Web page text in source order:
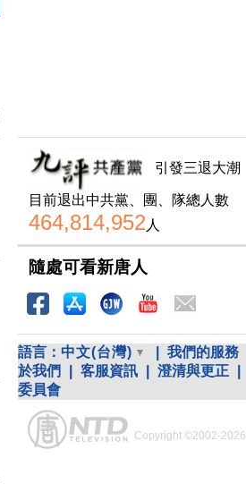
引發三退大潮
目前退出中共黨、團、隊總人數
464,814,952 人
隨處可看新唐人
語言： 中文(台灣) 我們的服務
於我們
客服資訊 澄清與更正
委員會
Copyright ©2002-2026